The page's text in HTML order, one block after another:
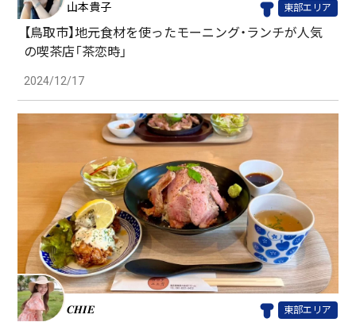
山本貴子 東部エリア
【鳥取市】地元食材を使ったモーニング・ランチが人気
の喫茶店「茶恋時」
2024/12/17
𝑪𝑯𝑰𝑬 東部エリア